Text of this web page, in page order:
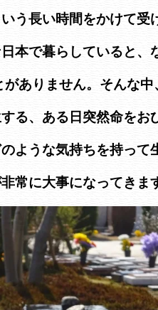
う長い時間をかけて受
本で暮らしていると、
がありません。そんな
る、ある日突然命をお
ような気持ちを持って
常に大事になってきま